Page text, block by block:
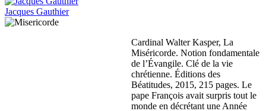
Jacques Gauthier
Cardinal Walter Kasper, La
Miséricorde. Notion fondamentale
de l’Évangile. Clé de la vie
chrétienne. Éditions des
Béatitudes, 2015, 215 pages. Le
pape François avait surpris tout le
monde en décrétant une Année